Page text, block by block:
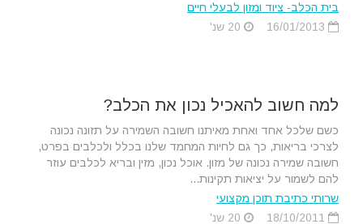
בית הכלב- ציוד ומזון לבעלי חיים
למה חשוב להאכיל נכון את הכלב?
כשם שלכל אחד ואחת מאיתנו חשובה השמירה על תזונה נכונה
לצרכי בריאות, כך גם לחיות המחמד שלנו בכלל ולכלבים בפרט,
חשובה שמירה נכונה של מזון. אוכל נכון, מזין ובריא לכלבים עוזר
להם לשמור על יציאות תקינות...
שרותי כתיבת תוכן מקצועי